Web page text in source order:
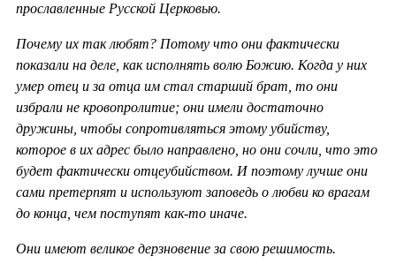
прославленные Русской Церковью.
Почему их так любят? Потому что они фактически
показали на деле, как исполнять волю Божию. Когда у них
умер отец и за отца им стал старший брат, то они
избрали не кровопролитие; они имели достаточно
дружины, чтобы сопротивляться этому убийству,
которое в их адрес было направлено, но они сочли, что это
будет фактически отцеубийством. И поэтому лучше они
сами претерпят и используют заповедь о любви ко врагам
до конца, чем поступят как-то иначе.
Они имеют великое дерзновение за свою решимость.